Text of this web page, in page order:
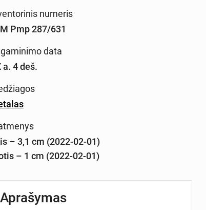
numeris
Pmp 287/631
data
a. 4 deš.
– 3,1 cm (2022-02-01)
– 1 cm (2022-02-01)
Aprašymas